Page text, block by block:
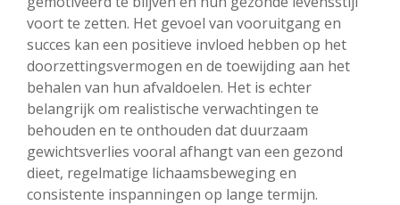
voort te zetten. Het gevoel van vooruitgang en
succes kan een positieve invloed hebben op het
doorzettingsvermogen en de toewijding aan het
behalen van hun afvaldoelen. Het is echter
belangrijk om realistische verwachtingen te
behouden en te onthouden dat duurzaam
gewichtsverlies vooral afhangt van een gezond
dieet, regelmatige lichaamsbeweging en
consistente inspanningen op lange termijn.